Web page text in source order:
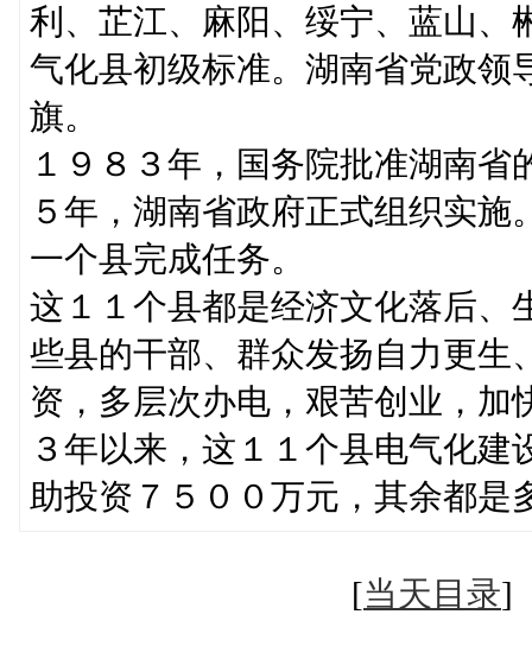
利、芷江、麻阳、绥宁、蓝山、
气化县初级标准。湖南省党政领
旗。
１９８３年，国务院批准湖南
５年，湖南省政府正式组织实
一个县完成任务。
这１１个县都是经济文化落后、
些县的干部、群众发扬自力更生
资，多层次办电，艰苦创业，加
３年以来，这１１个县电气化
助投资７５００万元，其余都是
[当天目录